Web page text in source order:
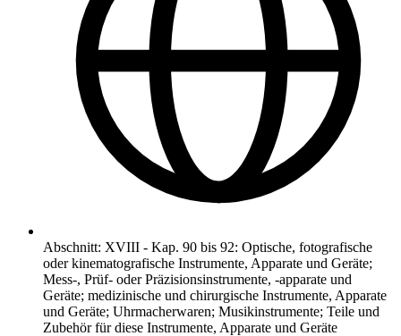
Abschnitt: XVIII - Kap. 90 bis 92: Optische, fotografische
oder kinematografische Instrumente, Apparate und Geräte;
Mess-, Prüf- oder Präzisionsinstrumente, -apparate und
Geräte; medizinische und chirurgische Instrumente, Apparate
und Geräte; Uhrmacherwaren; Musikinstrumente; Teile und
Zubehör für diese Instrumente, Apparate und Geräte